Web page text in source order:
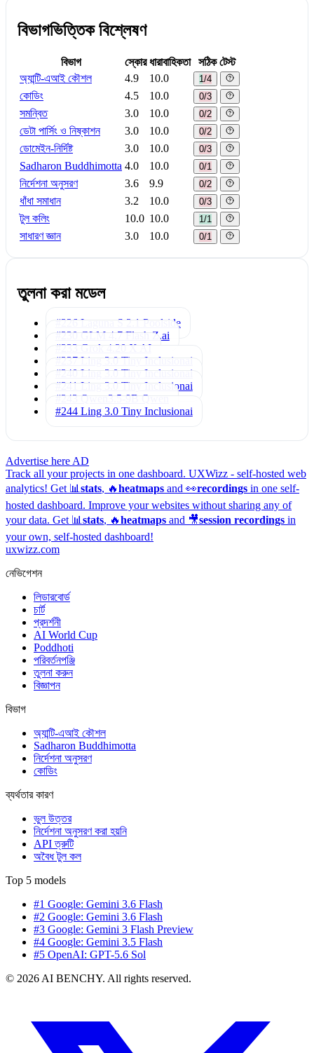
বিভাগভিত্তিক বিশ্লেষণ
বিভাগ স্কোর ধারাবাহিকতা
সঠিক টেস্ট
অ্যান্টি-এআই কৌশল
4.9 10.0 1/4
কোডিং 4.5 10.0 0/3
সমন্বিত 3.0 10.0 0/2
ডেটা পার্সিং ও নিষ্কাশন 3.0 10.0 0/2
ডোমেইন-নির্দিষ্ট 3.0 10.0 0/3
Sadharon Buddhimotta 4.0 10.0 0/1
নির্দেশনা অনুসরণ 3.6 9.9 0/2
ধাঁধা সমাধান 3.2 10.0 0/3
টুল কলিং 10.0 10.0 1/1
সাধারণ জ্ঞান 3.0 10.0 0/1
তুলনা করা মডেল
#226 Laguna S 2.1 Poolside
#230 GLM 4.7 Flash Z.ai
#233 Grok 4.20 X AI
#237 Ling 3.0 Tiny Inclusionai
#240 Ling 3.0 Tiny Inclusionai
#241 Ling 3.0 Tiny Inclusionai
#243 Qwen3.5-9B Qwen
#244 Ling 3.0 Tiny Inclusionai
Advertise here AD
Track all your projects in one dashboard. UXWizz - self-hosted web
analytics! Get 📊 stats, 🔥heatmaps and 👀recordings in one self-
hosted dashboard. Improve your websites without sharing any of
your data. Get 📊 stats, 🔥heatmaps and 🎥session recordings in
your own, self-hosted dashboard!
uxwizz.com
নেভিগেশন
লিডারবোর্ড
চার্ট
প্রদর্শনী
AI World Cup
Poddhoti
পরিবর্তনপঞ্জি
তুলনা করুন
বিজ্ঞাপন
বিভাগ
অ্যান্টি-এআই কৌশল
Sadharon Buddhimotta
নির্দেশনা অনুসরণ
কোডিং
ব্যর্থতার কারণ
ভুল উত্তর
নির্দেশনা অনুসরণ করা হয়নি
API ত্রুটি
অবৈধ টুল কল
Top 5 models
#1 Google: Gemini 3.6 Flash
#2 Google: Gemini 3.6 Flash
#3 Google: Gemini 3 Flash Preview
#4 Google: Gemini 3.5 Flash
#5 OpenAI: GPT-5.6 Sol
© 2026 AI BENCHY. All rights reserved.